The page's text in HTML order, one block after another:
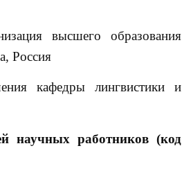
высшего образования
Россия
кафедры лингвистики и
научных работников (код